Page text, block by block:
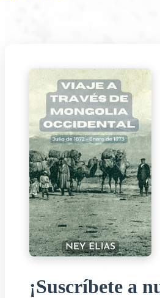
¡Suscríbete a